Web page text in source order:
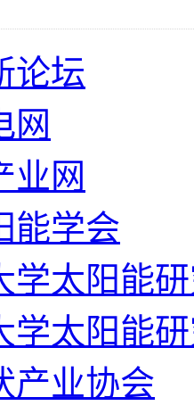
论坛
网
业网
能学会
学太阳能
学太阳能
产业协会